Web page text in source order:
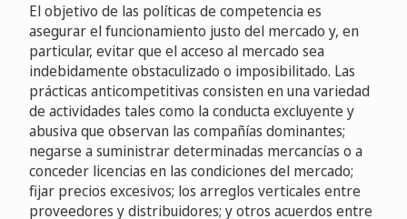
El objetivo de las políticas de competencia es
asegurar el funcionamiento justo del mercado y, en
particular, evitar que el acceso al mercado sea
indebidamente obstaculizado o imposibilitado. Las
prácticas anticompetitivas consisten en una variedad
de actividades tales como la conducta excluyente y
abusiva que observan las compañías dominantes;
negarse a suministrar determinadas mercancías o a
conceder licencias en las condiciones del mercado;
fijar precios excesivos; los arreglos verticales entre
proveedores y distribuidores; y otros acuerdos entre